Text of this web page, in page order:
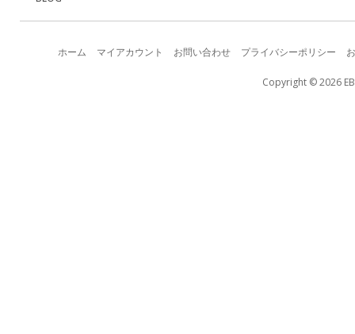
ホーム マイアカウント お問い合わせ プライバシーポリシー
Copyright © 2026